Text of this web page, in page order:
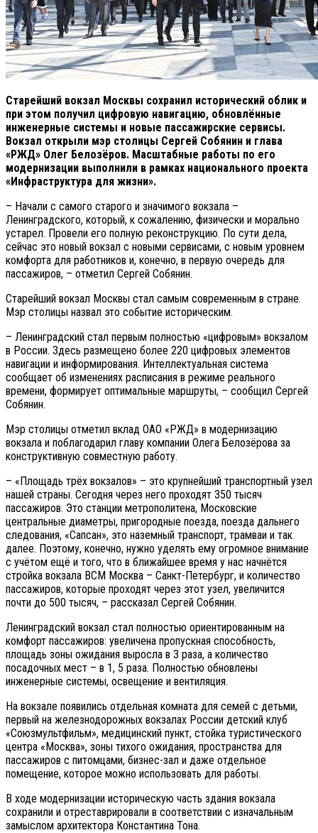
Старейший вокзал Москвы сохранил исторический облик и
при этом получил цифровую навигацию, обновлённые
инженерные системы и новые пассажирские сервисы.
Вокзал открыли мэр столицы Сергей Собянин и глава
«РЖД» Олег Белозёров. Масштабные работы по его
модернизации выполнили в рамках национального проекта
«Инфраструктура для жизни».
– Начали с самого старого и значимого вокзала –
Ленинградского, который, к сожалению, физически и морально
устарел. Провели его полную реконструкцию. По сути дела,
сейчас это новый вокзал с новыми сервисами, с новым уровнем
комфорта для работников и, конечно, в первую очередь для
пассажиров, – отметил Сергей Собянин.
Старейший вокзал Москвы стал самым современным в стране.
Мэр столицы назвал это событие историческим.
– Ленинградский стал первым полностью «цифровым» вокзалом
в России. Здесь размещено более 220 цифровых элементов
навигации и информирования. Интеллектуальная система
сообщает об изменениях расписания в режиме реального
времени, формирует оптимальные маршруты, – сообщил Сергей
Собянин.
Мэр столицы отметил вклад ОАО «РЖД» в модернизацию
вокзала и поблагодарил главу компании Олега Белозёрова за
конструктивную совместную работу.
– «Площадь трёх вокзалов» – это крупнейший транспортный узел
нашей страны. Сегодня через него проходят 350 тысяч
пассажиров. Это станции метрополитена, Московские
центральные диаметры, пригородные поезда, поезда дальнего
следования, «Сапсан», это наземный транспорт, трамваи и так
далее. Поэтому, конечно, нужно уделять ему огромное внимание
с учётом ещё и того, что в ближайшее время у нас начнётся
стройка вокзала ВСМ Москва – Санкт-Петербург, и количество
пассажиров, которые проходят через этот узел, увеличится
почти до 500 тысяч, – рассказал Сергей Собянин.
Ленинградский вокзал стал полностью ориентированным на
комфорт пассажиров: увеличена пропускная способность,
площадь зоны ожидания выросла в 3 раза, а количество
посадочных мест – в 1, 5 раза. Полностью обновлены
инженерные системы, освещение и вентиляция.
На вокзале появились отдельная комната для семей с детьми,
первый на железнодорожных вокзалах России детский клуб
«Союзмультфильм», медицинский пункт, стойка туристического
центра «Москва», зоны тихого ожидания, пространства для
пассажиров с питомцами, бизнес-зал и даже отдельное
помещение, которое можно использовать для работы.
В ходе модернизации историческую часть здания вокзала
сохранили и отреставрировали в соответствии с изначальным
замыслом архитектора Константина Тона.